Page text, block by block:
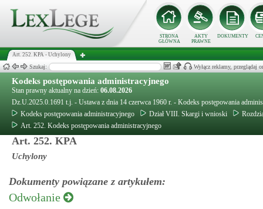
STRONA
GŁÓWNA
AKTY
PRAWNE
DOKUMENTY
Art. 252. KPA - Uchylony
Szukaj: Wyłącz reklamy, przeglądaj
Kodeks postępowania administracyjnego
Stan prawny aktualny na dzień: 06.08.2026
Dz.U.2025.0.1691 t.j. - Ustawa z dnia 14 czerwca 1960 r. - Kodeks postępowania
Kodeks postępowania administracyjnego
Dział VIII. Skargi i wnioski
Art. 252. Kodeks postępowania administracyjnego
Art. 252. KPA
Uchylony
Dokumenty powiązane z artykułem:
Odwołanie